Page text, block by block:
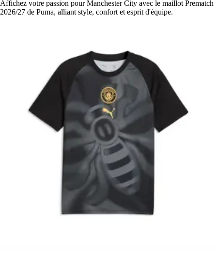
Affichez votre passion pour Manchester City avec le maillot Prematch
2026/27 de Puma, alliant style, confort et esprit d'équipe.